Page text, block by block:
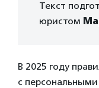
Текст
юристом
В 2025 году
с